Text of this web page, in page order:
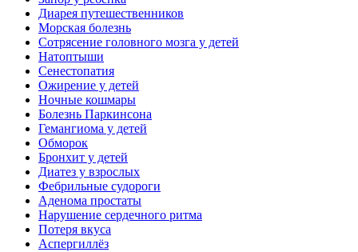
Диарея путешественников
Морская болезнь
Сотрясение головного мозга у детей
Натоптыши
Сенестопатия
Ожирение у детей
Ночные кошмары
Болезнь Паркинсона
Гемангиома у детей
Обморок
Бронхит у детей
Диатез у взрослых
Фебрильные судороги
Аденома простаты
Нарушение сердечного ритма
Потеря вкуса
Аспергиллёз